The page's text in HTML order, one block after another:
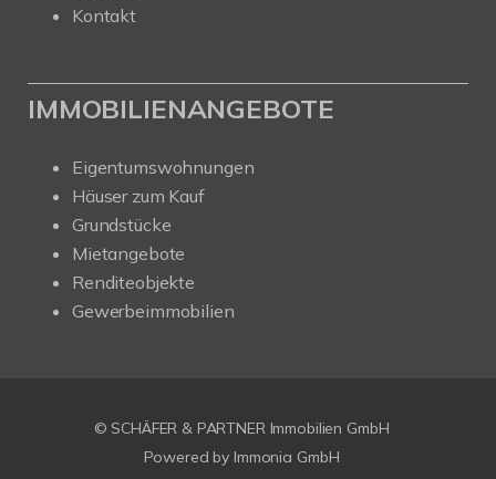
Kontakt
IMMOBILIENANGEBOTE
Eigentumswohnungen
Häuser zum Kauf
Grundstücke
Mietangebote
Renditeobjekte
Gewerbeimmobilien
© SCHÄFER & PARTNER Immobilien GmbH
Powered by Immonia GmbH